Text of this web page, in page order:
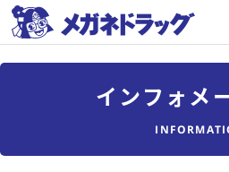
インフォメ